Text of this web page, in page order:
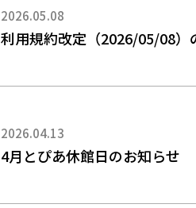
2026.05.08
利用規約改定（2026/05/08）
2026.04.13
4月とぴあ休館日のお知らせ